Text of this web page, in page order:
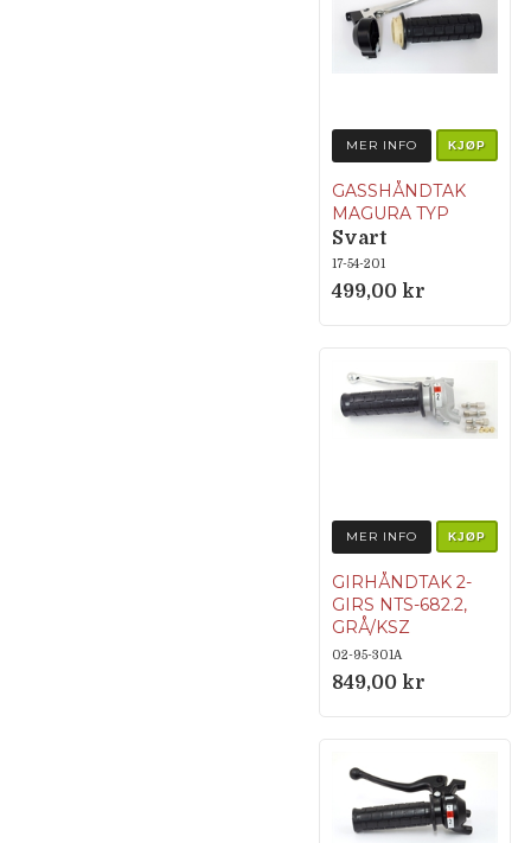
MER INFO KJØP
GASSHÅNDTAK
MAGURA TYP
Svart
17-54-201
499,00 kr
MER INFO KJØP
GIRHÅNDTAK 2-
GIRS NTS-682.2,
GRÅ/KSZ
02-95-301A
849,00 kr